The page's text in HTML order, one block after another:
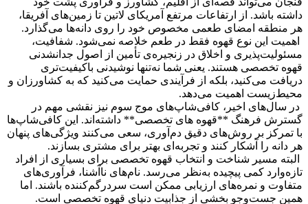
داشته باشد. از ارتفاعات مرتفع آمریکای لاتین تا زمین‌های آفریقا،
هر منطقه امضای طعمی مخصوص خود را روی دانه‌ها می‌گذارد.
اهمیت این نوع قهوه فقط در طعم خلاصه نمی‌شود. شفافیت،
مسئولیت‌پذیری و اخلاق در زنجیره‌ی تأمین از اصول جدانشدنی
قهوه تخصصی هستند. یعنی شما نه‌تنها نوشیدنی باکیفیت‌تری
دریافت می‌کنید، بلکه از فرآیندی حمایت می‌کنید که به کشاورزان و
محیط‌زیست اهمیت می‌دهد.
در سال‌های اخیر، کافی‌شاپ‌های موج سوم نیز نقشی مهم در
گسترش فرهنگ **قهوه های تخصصی** داشته‌اند. این کافی‌شاپ‌ها
با تمرکز بر روش‌های دقیق دم‌آوری، سعی می‌کنند ویژگی‌های پنهان
هر دانه را آشکار کنند و تجربه‌ای بهتر برای مشتری بسازند.
البته مسیر شناخت و انتخاب قهوه تخصصی برای بسیاری از افراد
تازه‌وارد کمی پیچیده به‌نظر می‌رسد. نام‌های ناآشنا، فرآوری‌های
متفاوت و نمره‌های ارزیابی ممکن است سردرگم‌کننده باشند. اما
همین جست‌وجو بخشی از جذابیت دنیای قهوه تخصصی است.